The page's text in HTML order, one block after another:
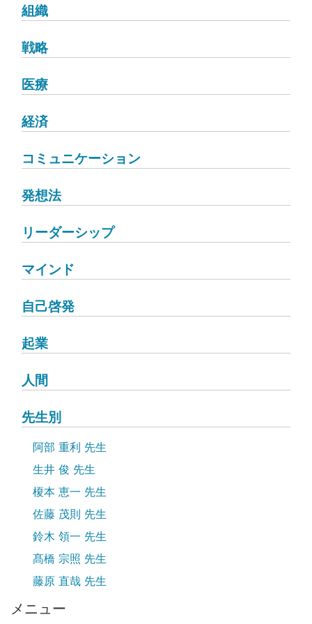
組織
戦略
医療
経済
コミュニケーション
発想法
リーダーシップ
マインド
自己啓発
起業
人間
先生別
阿部 重利 先生
生井 俊 先生
榎本 恵一 先生
佐藤 茂則 先生
鈴木 領一 先生
髙橋 宗照 先生
藤原 直哉 先生
メニュー